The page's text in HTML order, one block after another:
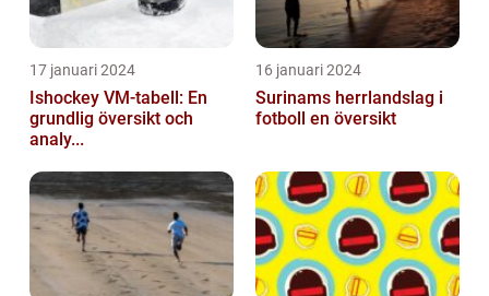
17 januari 2024
Ishockey VM-tabell: En
grundlig översikt och
analy...
16 januari 2024
Surinams herrlandslag i
fotboll en översikt